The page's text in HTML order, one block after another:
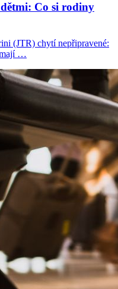
Co si rodiny
(JTR) chytí nepřipravené:
…